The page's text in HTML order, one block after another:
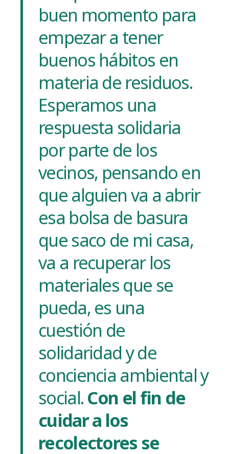
buen momento para
empezar a tener
buenos hábitos en
materia de residuos.
Esperamos una
respuesta solidaria
por parte de los
vecinos, pensando en
que alguien va a abrir
esa bolsa de basura
que saco de mi casa,
va a recuperar los
materiales que se
pueda, es una
cuestión de
solidaridad y de
conciencia ambiental y
social.Con el fin de
cuidar a los
recolectores se